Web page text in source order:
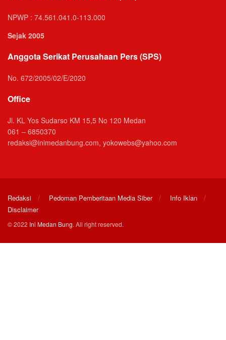
NPWP : 74.561.041.0-113.000
Sejak 2005
Anggota Serikat Perusahaan Pers (SPS)
No. 672/2005/02/E/2020
Office
Jl. KL Yos Sudarso KM 15,5 No 120 Medan
061 – 6850370
redaksi@inimedanbung.com, yokowebs@yahoo.com
Redaksi Pedoman Pemberitaan Media Siber
Info Iklan
Disclaimer
© 2022 Ini Medan Bung. All right reserved.